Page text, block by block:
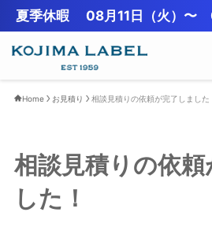
夏季休暇 08月11日（火）〜
Home お見積り 相談見積りの依頼が完了しました
相談見積りの依頼
した！